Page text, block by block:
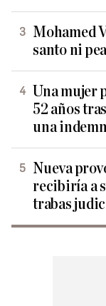
Mohamed
santo ni
Una mujer
52 años
una
Nueva
recibiría a
trabas